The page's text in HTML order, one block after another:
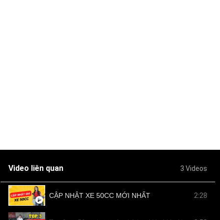
Video liên quan 3 Videos
CẬP NHẬT XE 50CC MỚI NHẤT 2:28